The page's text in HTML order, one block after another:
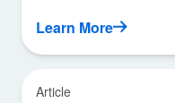
Learn More
Article